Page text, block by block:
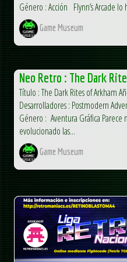
Género : Acción Flynn’s Arcade lo
Game Museum
Neo Retro : The Dark
Título : The Dark Rites of Arkham
Desarrolladores : Postmodern
Género : Aventura Gráfica
evolucionado las...
Game Museum